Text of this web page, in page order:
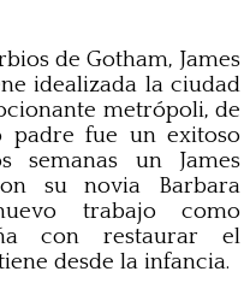
de Gotham, James
idealizada la ciudad
metrópoli, de
padre fue un exitoso
semanas un James
su novia Barbara
trabajo como
con restaurar el
desde la infancia.